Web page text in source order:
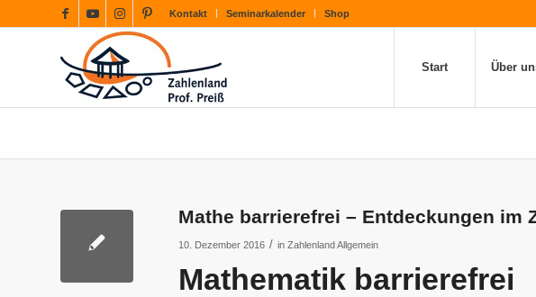
Kontakt Seminarkalender Shop
Start Über
Mathe barrierefrei – Entdeckungen im
10. Dezember 2016 / in Zahlenland Allgemein
Mathematik barrierefrei